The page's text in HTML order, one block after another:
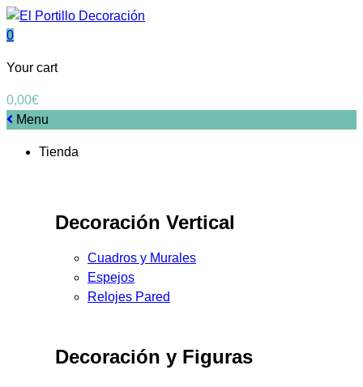
0
Your cart
0,00€
Menu
Tienda
Decoración Vertical
Cuadros y Murales
Espejos
Relojes Pared
Decoración y Figuras